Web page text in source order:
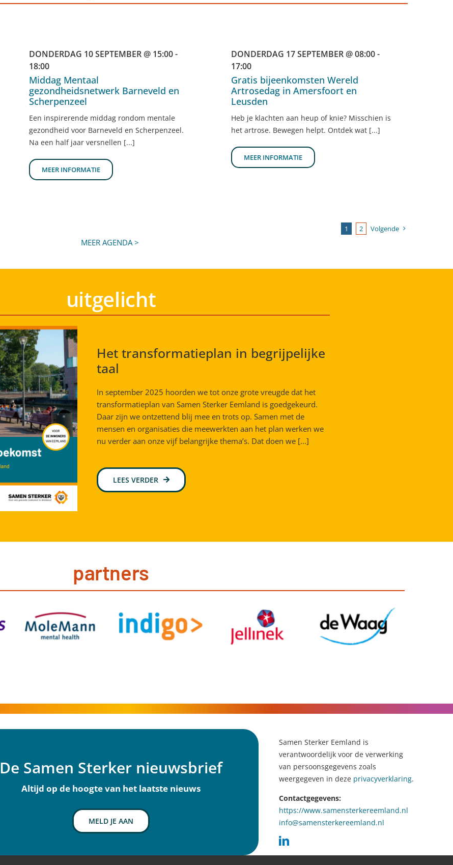
DONDERDAG 10 SEPTEMBER @ 15:00 -
18:00
Middag Mentaal
gezondheidsnetwerk Barneveld en
Scherpenzeel
Een inspirerende middag rondom mentale
gezondheid voor Barneveld en Scherpenzeel.
Na een half jaar versnellen [...]
MEER INFORMATIE
DONDERDAG 17 SEPTEMBER @ 08:00 -
17:00
Gratis bijeenkomsten Wereld
Artrosedag in Amersfoort en
Leusden
Heb je klachten aan heup of knie? Misschien is
het artrose. Bewegen helpt. Ontdek wat [...]
MEER INFORMATIE
1 2 Volgende
MEER AGENDA >
uitgelicht
Het transformatieplan in begrijpelijke
taal
In september 2025 hoorden we tot onze grote vreugde dat het
transformatieplan van Samen Sterker Eemland is goedgekeurd.
Daar zijn we ontzettend blij mee en trots op. Samen met de
mensen en organisaties die meewerkten aan het plan werken we
nu verder aan onze vijf belangrijke thema’s. Dat doen we [...]
LEES VERDER
partners
De Samen Sterker nieuwsbrief
Altijd op de hoogte van het laatste nieuws
MELD JE AAN
Samen Sterker Eemland is
verantwoordelijk voor de verwerking
van persoonsgegevens zoals
weergegeven in deze privacyverklaring.
Contactgegevens:
https://www.samensterkereemland.nl
info@samensterkereemland.nl